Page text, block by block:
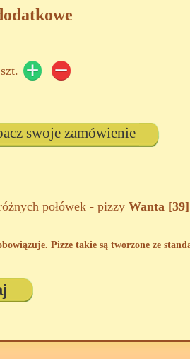
szt.
swoje zamówienie
połówek - pizzy Wanta [39]
Pizze takie są tworzone ze